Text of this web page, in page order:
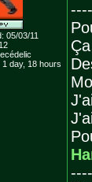
05/03/11
1 day, 18 hours